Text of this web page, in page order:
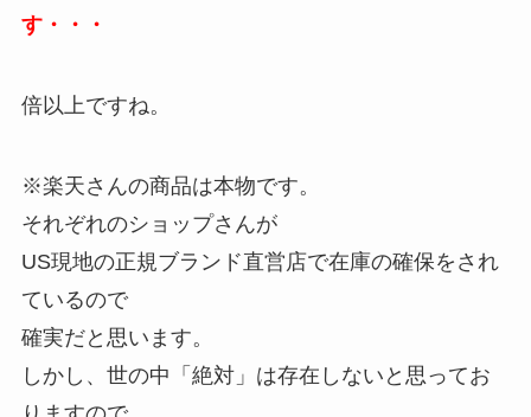
す・・・
倍以上ですね。
※楽天さんの商品は本物です。
それぞれのショップさんが
US現地の正規ブランド直営店で在庫の確保をされ
ているので
確実だと思います。
しかし、世の中「絶対」は存在しないと思ってお